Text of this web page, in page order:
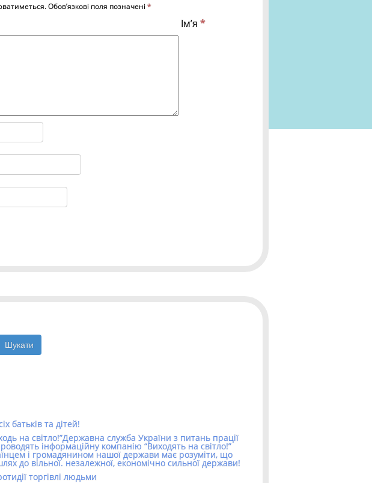
Обов’язкові поля позначені *
Ім’я*
батьків та дітей!
на світло!”Державна служба України з питань прації
інформаційну компанію “Виходять на світло!”
і громадянином нашої держави має розуміти, що
до вільної. незалежної, економічно сильної держави!
торгівлі людьми